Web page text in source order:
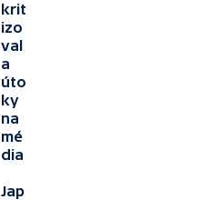
krit
izo
val
a
úto
ky
na
mé
dia
Jap